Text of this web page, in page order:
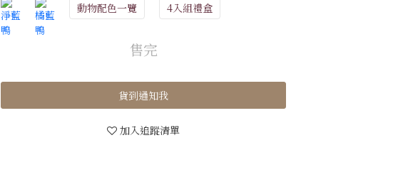
動物配色一覽 4入組禮盒
售完
貨到通知我
加入追蹤清單